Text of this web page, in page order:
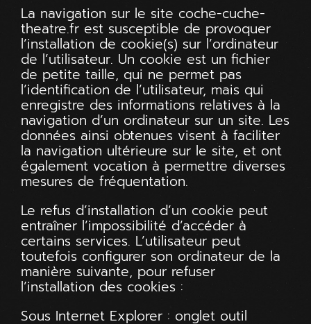
La navigation sur le site coche-cuche-
theatre.fr est susceptible de provoquer
l’installation de cookie(s) sur l’ordinateur
de l’utilisateur. Un cookie est un fichier
de petite taille, qui ne permet pas
l’identification de l’utilisateur, mais qui
enregistre des informations relatives à la
navigation d’un ordinateur sur un site. Les
données ainsi obtenues visent à faciliter
la navigation ultérieure sur le site, et ont
également vocation à permettre diverses
mesures de fréquentation.
Le refus d’installation d’un cookie peut
entraîner l’impossibilité d’accéder à
certains services. L’utilisateur peut
toutefois configurer son ordinateur de la
manière suivante, pour refuser
l’installation des cookies :
Sous Internet Explorer : onglet outil